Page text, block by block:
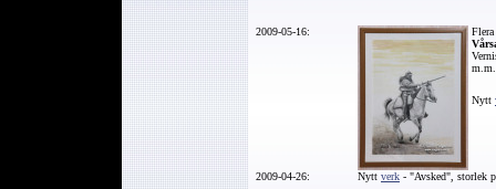
2009-05-16:
Nytt
2009-04-26: Nytt verk - "Avsked", storlek